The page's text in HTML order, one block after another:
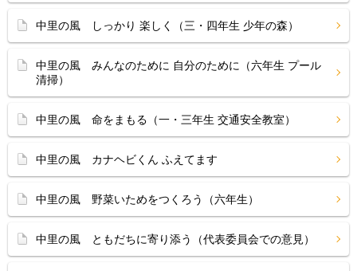
中里の風 しっかり 楽しく（三・四年生 少年の森）
中里の風 みんなのために 自分のために（六年生 プール
清掃）
中里の風 命をまもる（一・三年生 交通安全教室）
中里の風 カナヘビくん ふえてます
中里の風 野菜いためをつくろう（六年生）
中里の風 ともだちに寄り添う（代表委員会での意見）